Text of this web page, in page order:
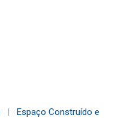
|
Espaço Construído e